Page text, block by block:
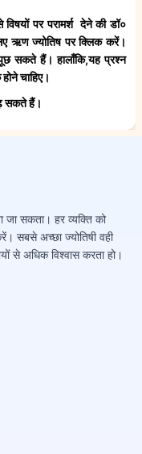
पर परामर्श देने की डॉ०
ऋण ज्योतिष पर क्लिक करें।
सकते हैं। हालाँकि,यह प्रश्न
चाहिए।
सकते हैं।
जा सकता। हर व्यक्ति को
सबसे अच्छा ज्योतिषी वही
से अधिक विश्वास करता हो।